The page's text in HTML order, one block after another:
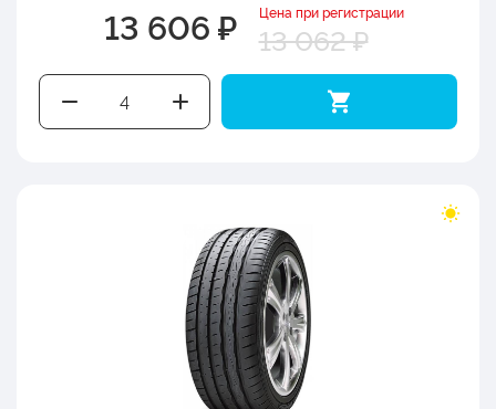
13 606 ₽ Цена при регистрации
13 062 ₽